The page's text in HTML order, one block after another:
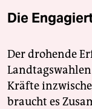
Die
Der drohende
Kräfte
braucht es